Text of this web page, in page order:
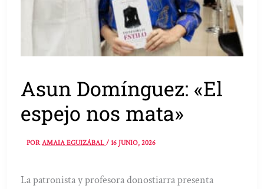
Asun Domínguez: «El
espejo nos mata»
PORAMAIA EGUIZÁBAL/16 JUNIO, 2026
La patronista y profesora donostiarra presenta